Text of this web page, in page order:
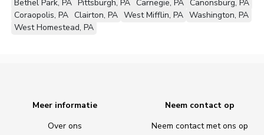
Bethel Park, PA Pittsburgh, PA Carnegie, PA Canonsburg, PA
Coraopolis, PA Clairton, PA West Mifflin, PA Washington, PA
West Homestead, PA
Meer informatie
Over ons
Neem contact op
Neem contact met ons op